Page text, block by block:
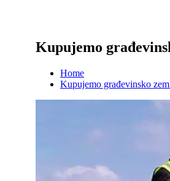
Kupujemo
Home
Kupujemo građevinsko